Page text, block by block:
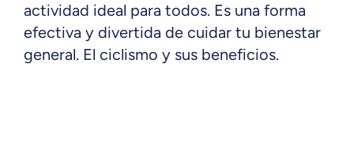
actividad ideal para todos. Es una forma
efectiva y divertida de cuidar tu bienestar
general. El ciclismo y sus beneficios.